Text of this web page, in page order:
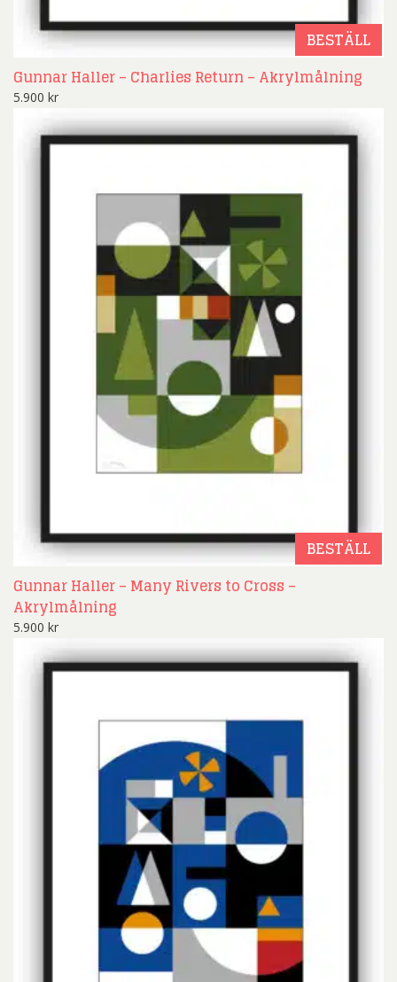
BESTÄLL
Gunnar Haller – Charlies Return – Akrylmålning
5.900 kr
BESTÄLL
Gunnar Haller – Many Rivers to Cross –
Akrylmålning
5.900 kr